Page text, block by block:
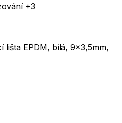
+3
lišta EPDM, bílá, 9x3,5mm,